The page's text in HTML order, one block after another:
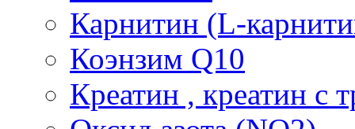
Карнитин (L-
Коэнзим Q10
Креатин , креатин с